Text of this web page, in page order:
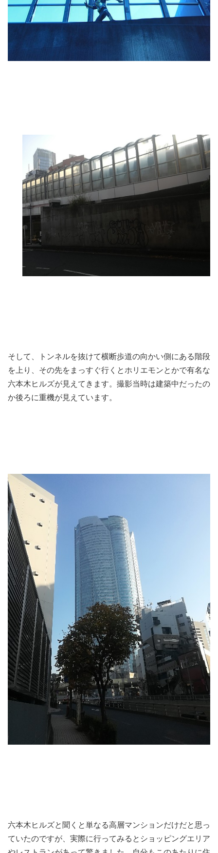
そして、トンネルを抜けて横断歩道の向かい側にある階段
を上り、その先をまっすぐ行くとホリエモンとかで有名な
六本木ヒルズが見えてきます。撮影当時は建築中だったの
か後ろに重機が見えています。
六本木ヒルズと聞くと単なる高層マンションだけだと思っ
ていたのですが、実際に行ってみるとショッピングエリア